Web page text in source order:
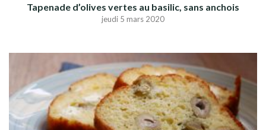
Tapenade d’olives vertes au basilic, sans anchois
jeudi 5 mars 2020